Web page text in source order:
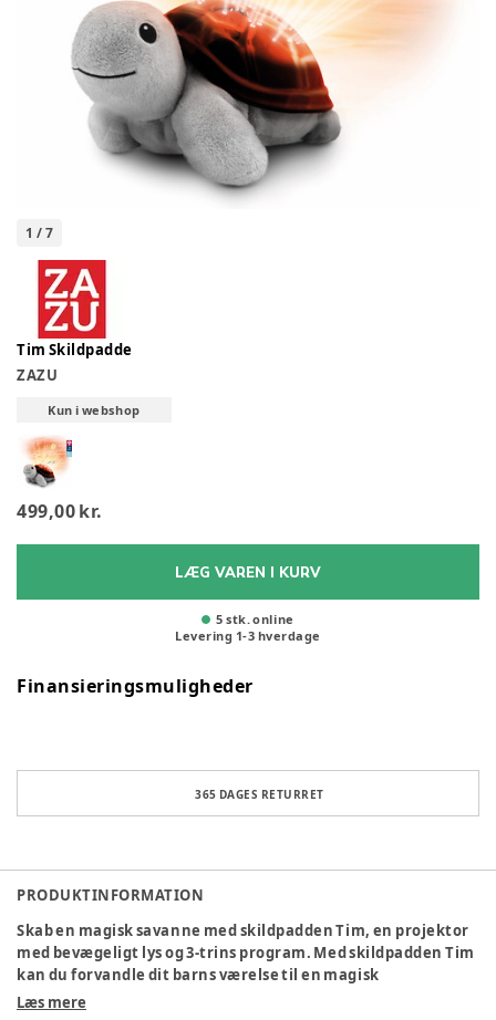
1 /7
Tim Skildpadde
ZAZU
Kun i webshop
499,00 kr.
LÆG VAREN I KURV
5 stk. online
Levering 1-3 hverdage
Finansieringsmuligheder
365 DAGES RETURRET
PRODUKTINFORMATION
Skab en magisk savanne med skildpadden Tim, en projektor
med bevægeligt lys og 3-trins program. Med skildpadden Tim
kan du forvandle dit barns værelse til en magisk
safariverden med fugle, der flyver ved solnedgang og
Læs mere